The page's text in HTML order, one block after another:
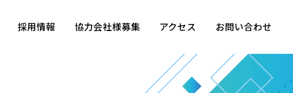
採用情報 協力会社様募集 アクセス お問い合わせ